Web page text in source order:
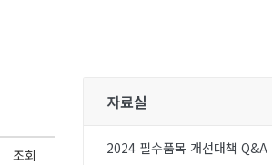
조회
자료실
2024 필수품목 개선대책 Q&A